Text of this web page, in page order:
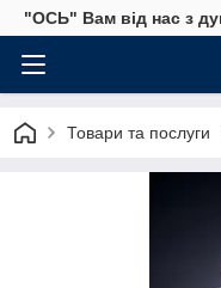
"ОСЬ" Вам від нас з
Товари та послуги